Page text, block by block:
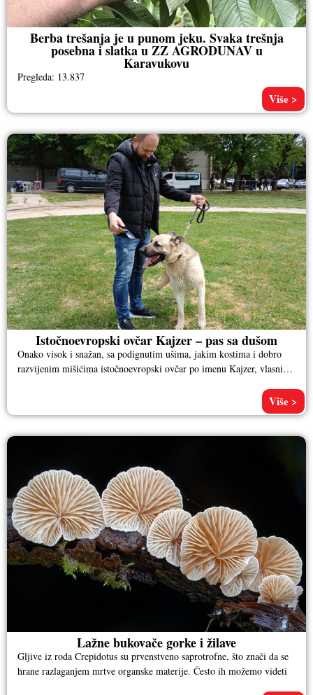
Berba trešanja je u punom jeku. Svaka trešnja
posebna i slatka u ZZ AGRODUNAV u
Karavukovu
Pregleda: 13.837
Više >
Istočnoevropski ovčar Kajzer – pas sa dušom
Onako visok i snažan, sa podignutim ušima, jakim kostima i dobro
razvijenim mišićima istočnoevropski ovčar po imenu Kajzer, vlasnika
Više >
Lažne bukovače gorke i žilave
Gljive iz roda Crepidotus su prvenstveno saprotrofne, što znači da se
hrane razlaganjem mrtve organske materije. Često ih možemo videti